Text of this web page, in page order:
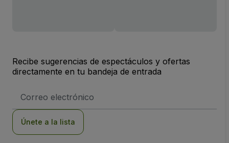
Recibe sugerencias de espectáculos y ofertas
directamente en tu bandeja de entrada
de
Únete a la lista